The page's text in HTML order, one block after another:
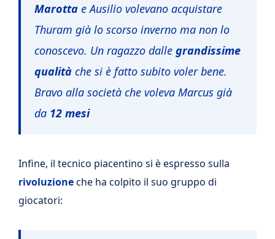
Marotta e Ausilio volevano acquistare
Thuram già lo scorso inverno ma non lo
conoscevo. Un ragazzo dalle grandissime
qualità che si è fatto subito voler bene.
Bravo alla società che voleva Marcus già
da 12 mesi
Infine, il tecnico piacentino si è espresso sulla
rivoluzioneche ha colpito il suo gruppo di
giocatori: